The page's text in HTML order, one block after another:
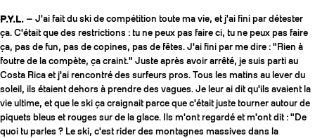
P.Y.L. — J'ai fait du ski de compétition toute ma vie, et j'ai fini par détester
ça. C'était que des restrictions : tu ne peux pas faire ci, tu ne peux pas faire
ça, pas de fun, pas de copines, pas de fêtes. J'ai fini par me dire : "Rien à
foutre de la compète, ça craint." Juste après avoir arrêté, je suis parti au
Costa Rica et j'ai rencontré des surfeurs pros. Tous les matins au lever du
soleil, ils étaient dehors à prendre des vagues. Je leur ai dit qu'ils avaient la
vie ultime, et que le ski ça craignait parce que c'était juste tourner autour de
piquets bleus et rouges sur de la glace. Ils m'ont regardé et m'ont dit : "De
quoi tu parles ? Le ski, c'est rider des montagnes massives dans la